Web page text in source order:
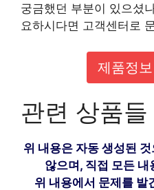
궁금했던 부분이 있으셨
요하시다면 고객센터로
제품정
관련 상품들
위 내용은 자동 생성된
않으며, 직접 모든
위 내용에서 문제를